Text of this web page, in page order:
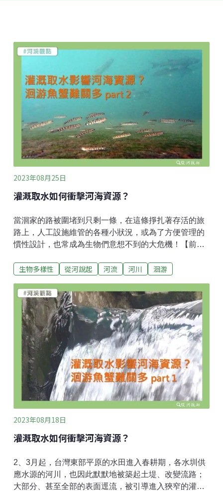
2023年08月25日
灌溉取水如何衝擊河海資源？
當洄家的路被圍堵到只剩一條，在這條掙扎著存活的旅
路上，人工設施維管的各種小狀況，或為了方便管理的
慣性設計，也常成為生物們意想不到的大危機！【前情
水源的河川，也都會被被築起土堤、改變流路；大部
道，讓寬闊的主河道露出乾涸的床面，如果沒有颱風大
雨，乾涸的狀況可長達半年以上。不是沒有水，而是水
都去了他處。河口近海的洄游魚蝦蟹苗，正陸續回到島
嶼陸域，沿著大小溪流上溯，展開牠們這一代的成長與
繁衍。當牠們隨著岸流被推送到自己的出生故鄉或鄰近
河口時，並不知道洄鄉之路新添了更多險阻等著牠們。
除了水源被截走、溯到半路就被困在路上乾死之外，讓
我們試著從幾條河的現況來理解，看似理所當然的農業
灌溉取水，到底用什麼樣的方式，損傷了河溪生物多樣
性（或說河海生產力）？ 在part1，我們介紹了「之一：
生物多樣性 從河說起 河流 河川 洄游
2023年08月18日
灌溉取水如何衝擊河海資源？
2、3月起，台灣東部平原的水田進入春耕期，各水圳供
應水源的河川，也因此默默地被築起土堤、改變流路；
大部分、甚至全部的表面逕流，被引導進入狹窄的灌溉